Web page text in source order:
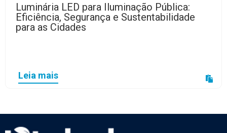
Luminária LED para Iluminação Pública:
Eficiência, Segurança e Sustentabilidade
para as Cidades
Leia mais